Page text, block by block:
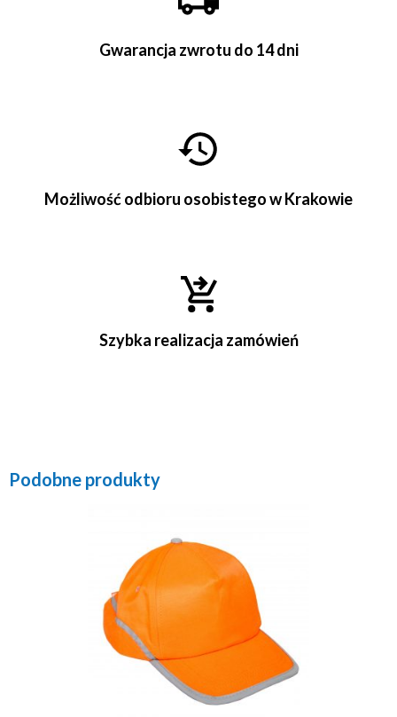
Gwarancja zwrotu do 14 dni
Możliwość odbioru osobistego w Krakowie
Szybka realizacja zamówień
Podobne produkty